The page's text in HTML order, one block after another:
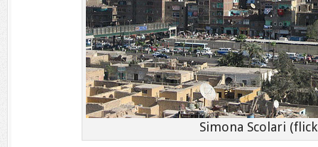
Simona Scolari